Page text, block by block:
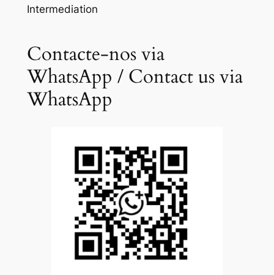
Intermediation
Contacte-nos via
WhatsApp / Contact us via
WhatsApp